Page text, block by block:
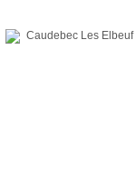
Caudebec Les Elbeuf